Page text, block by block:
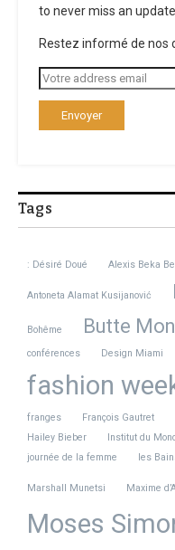
to never miss an
Restez informé de nos
Tags
: Désiré Doué Alexis Beka
Antoneta Alamat Kusijanović
Bohême Butte
conférences
Design Miami
fashion
franges François Gautret
Hailey Bieber
Institut du
journée de la femme
les
Marshall Munetsi Maxime
Moses